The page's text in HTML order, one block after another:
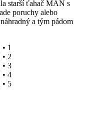
starší ťahač MAN s
poruchy alebo
a tým pádom